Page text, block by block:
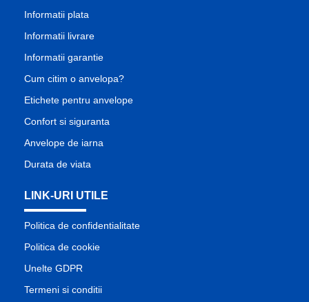
Informatii plata
Informatii livrare
Informatii garantie
Cum citim o anvelopa?
Etichete pentru anvelope
Confort si siguranta
Anvelope de iarna
Durata de viata
LINK-URI UTILE
Politica de confidentialitate
Politica de cookie
Unelte GDPR
Termeni si conditii